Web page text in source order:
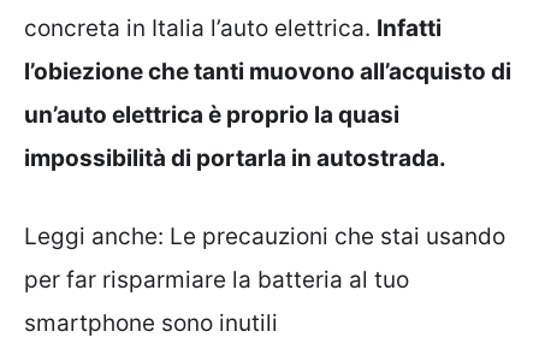
concreta in Italia l’auto elettrica. Infatti
l’obiezione che tanti muovono all’acquisto di
un’auto elettrica è proprio la quasi
impossibilità di portarla in autostrada.
Leggi anche: Le precauzioni che stai usando
per far risparmiare la batteria al tuo
smartphone sono inutili